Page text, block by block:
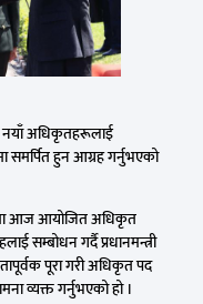
नयाँ अधिकृतहरूलाई
समर्पित हुन आग्रह गर्नुभएको
आज आयोजित अधिकृत
सम्बोधन गर्दै प्रधानमन्त्री
पूरा गरी अधिकृत पद
व्यक्त गर्नुभएको हो ।